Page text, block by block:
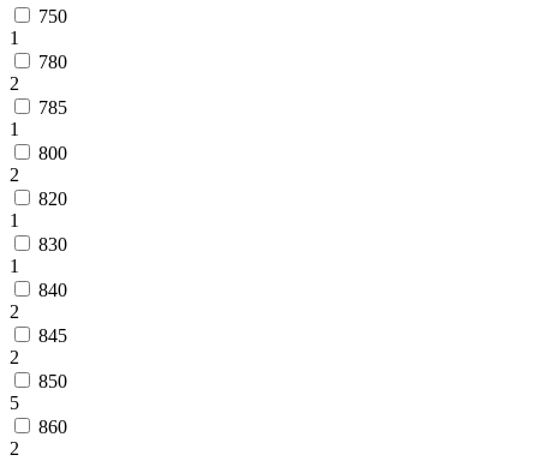
750
1
780
2
785
1
800
2
820
1
830
1
840
2
845
2
850
5
860
2